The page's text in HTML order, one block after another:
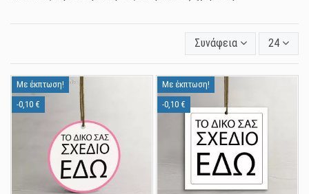
Συνάφεια 24
Με έκπτωση!
-0,10 €
Με έκπτωση!
-0,10 €